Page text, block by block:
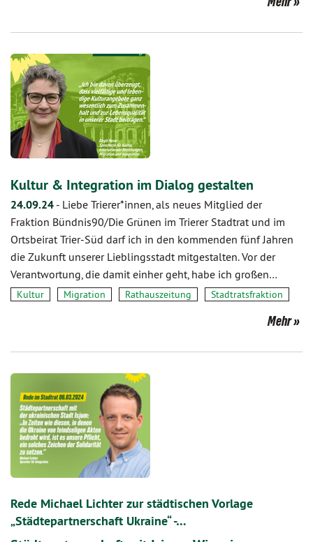
Kultur & Integration im Dialog gestalten
24.09.24 - Liebe Trierer*innen, als neues Mitglied der
Fraktion Bündnis90/Die Grünen im Trierer Stadtrat und im
Ortsbeirat Trier-Süd darf ich in den kommenden fünf Jahren
die Zukunft unserer Lieblingsstadt mitgestalten. Vor der
Verantwortung, die damit einher geht, habe ich großen…
Kultur Migration Rathauszeitung Stadtratsfraktion
Mehr
Rede Michael Lichter zur städtischen Vorlage
„Städtepartnerschaft Ukraine“ -…